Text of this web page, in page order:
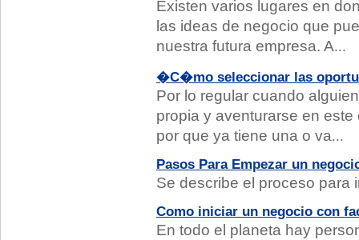
Existen varios lugares en
las ideas de negocio que
nuestra futura empresa. A...
�C�mo seleccionar las
Por lo regular cuando
propia y aventurarse en
por que ya tiene una o va...
Pasos Para Empezar un
Se describe el proceso para
Como iniciar un negocio con
En todo el planeta hay